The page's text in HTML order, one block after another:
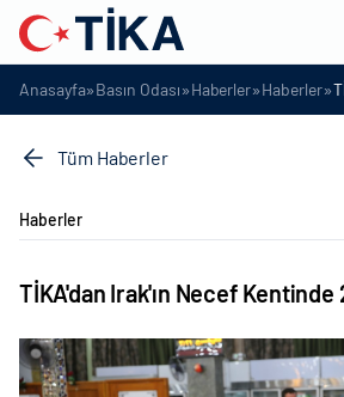
Anasayfa»Basın Odası»Haberler»Haberler»
Tüm Haberler
Haberler
TİKA'dan Irak'ın Necef